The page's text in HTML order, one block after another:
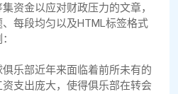
资金以应对财政压力的文章，
每段均匀以及HTML标签格式
乐部近年来面临着前所未有的
支出庞大，使得俱乐部在转会